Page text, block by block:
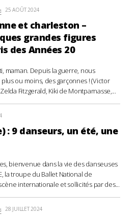
25 AOÛT 2024
et charleston –
grandes figures
des Années 20
maman. Depuis la guerre, nous
ou moins, des garçonnes ! (Victor
Fitzgerald, Kiki de Montparnasse,...
: 9 danseurs, un été, une
bienvenue dans la vie des danseuses
la troupe du Ballet National de
internationale et sollicités par des...
28 JUILLET 2024